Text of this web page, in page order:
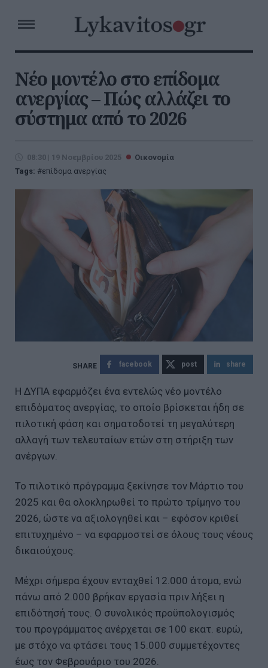
Νέο μοντέλο στο επίδομα
ανεργίας – Πώς αλλάζει το
σύστημα από το 2026
08:30 | 19 Νοεμβρίου 2025
Οικονομία
Tags:
επίδομα ανεργίας
facebook post share
Η ΔΥΠΑ εφαρμόζει ένα εντελώς νέο μοντέλο
επιδόματος ανεργίας, το οποίο βρίσκεται ήδη σε
πιλοτική φάση και σηματοδοτεί τη μεγαλύτερη
αλλαγή των τελευταίων ετών στη στήριξη των
ανέργων.
Το πιλοτικό πρόγραμμα ξεκίνησε τον Μάρτιο του
2025 και θα ολοκληρωθεί το πρώτο τρίμηνο του
2026, ώστε να αξιολογηθεί και – εφόσον κριθεί
επιτυχημένο – να εφαρμοστεί σε όλους τους νέους
δικαιούχους.
Μέχρι σήμερα έχουν ενταχθεί 12.000 άτομα, ενώ
πάνω από 2.000 βρήκαν εργασία πριν λήξει η
επιδότησή τους. Ο συνολικός προϋπολογισμός
του προγράμματος ανέρχεται σε 100 εκατ. ευρώ,
με στόχο να φτάσει τους 15.000 συμμετέχοντες
έως τον Φεβρουάριο του 2026.